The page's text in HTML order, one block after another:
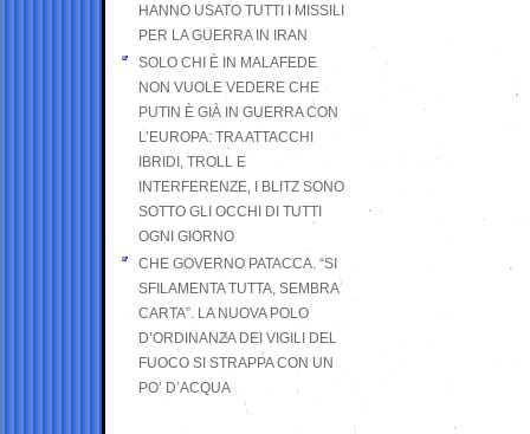
HANNO USATO TUTTI I MISSILI
PER LA GUERRA IN IRAN
SOLO CHI È IN MALAFEDE
NON VUOLE VEDERE CHE
PUTIN È GIÀ IN GUERRA CON
L’EUROPA: TRA ATTACCHI
IBRIDI, TROLL E
INTERFERENZE, I BLITZ SONO
SOTTO GLI OCCHI DI TUTTI
OGNI GIORNO
CHE GOVERNO PATACCA. “SI
SFILAMENTA TUTTA, SEMBRA
CARTA”. LA NUOVA POLO
D’ORDINANZA DEI VIGILI DEL
FUOCO SI STRAPPA CON UN
PO’ D’ACQUA